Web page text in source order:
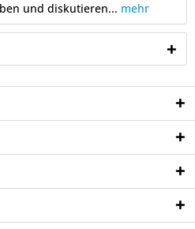
und diskutieren... mehr